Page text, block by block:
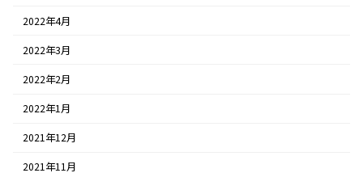
2022年4月
2022年3月
2022年2月
2022年1月
2021年12月
2021年11月